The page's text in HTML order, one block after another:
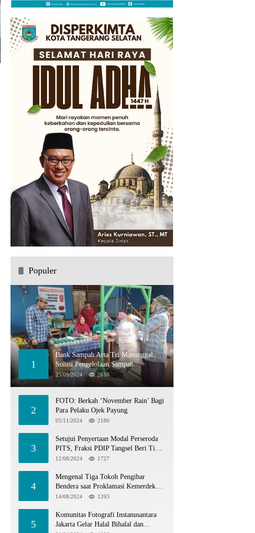
Populer
1
Bank Sampah Arta Tri Manunggal:
Solusi Pengelolaan Sampah
Berkelanjutan di Tangerang Selatan
25/09/2024 2616
2
FOTO: Berkah ‘November Rain’ Bagi
Para Pelaku Ojek Payung
05/11/2024 2180
3
Setujui Penyertaan Modal Perseroda
PITS, Fraksi PDIP Tangsel Beri Tiga
Catatan
12/08/2024 1727
4
Mengenal Tiga Tokoh Pengibar
Bendera saat Proklamasi Kemerdekaan
1945
14/08/2024 1293
5
Komunitas Fotografi Instanusantara
Jakarta Gelar Halal Bihalal dan